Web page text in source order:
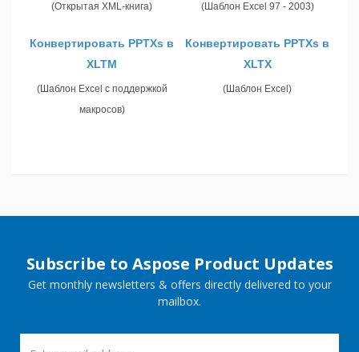
(Открытая XML-книга) (Шаблон Excel 97 - 2003)
Конвертировать PPTXs в
XLTM
(Шаблон Excel с поддержкой
макросов)
Конвертировать PPTXs в
XLTX
(Шаблон Excel)
Subscribe to Aspose Product Updates
Get monthly newsletters & offers directly delivered to your
mailbox.